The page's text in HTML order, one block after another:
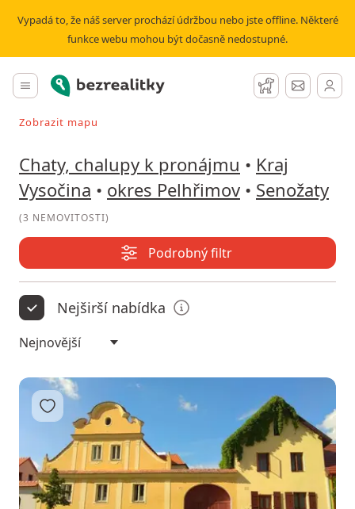
Vypadá to, že náš server prochází údržbou nebo jste offline. Některé
funkce webu mohou být dočasně nedostupné.
Hlavní menu
Bezrealitky Hlídací pes
Zprávy
Vyhledávat při pohybu v mapě
Zobrazit mapu
Chaty, chalupy k pronájmu • Kraj
Vysočina • okres Pelhřimov • Senožaty
(3 NEMOVITOSTI)
Podrobný filtr
Nejširší nabídka
Přidat do oblíbených